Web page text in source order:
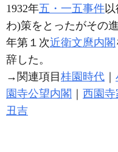
1932年五・一五事件
わ)策をとったがその
年第１次近衛文麿内閣
辞した。
→関連項目 桂園時代
園寺公望内閣
西園寺
丑吉